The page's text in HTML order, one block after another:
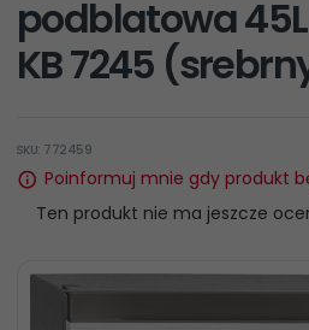
podblatowa
KB 7245
SKU: 772459
Poinformuj mnie gdy produkt
Ten produkt nie ma jeszcze